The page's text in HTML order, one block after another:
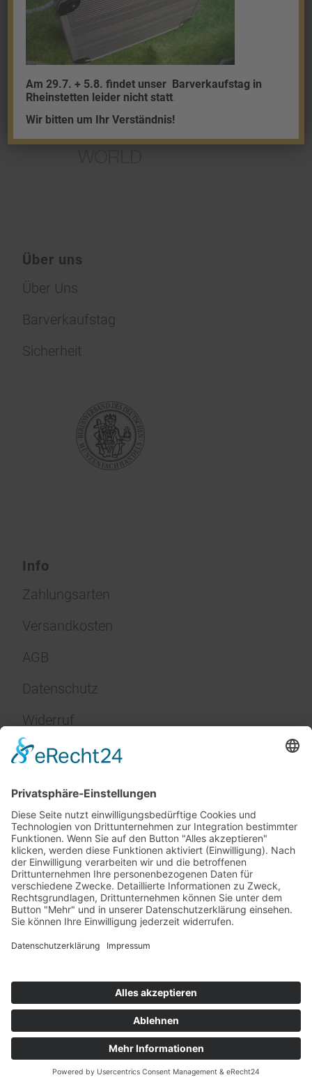
Platin
Über uns
Über Uns
Barverkaufstag
Sicherheit
Info
Zahlungsarten
Versandkosten
AGB
Datenschutz
Widerruf
Impressum
Service
FAQ
Zahlungsarten
© Gold and Silver World GmbH
Am 29.7. + 5.8. findet unser Barverkaufstag in
Rheinstetten leider nicht statt
Wir bitten um Ihr Verständnis!